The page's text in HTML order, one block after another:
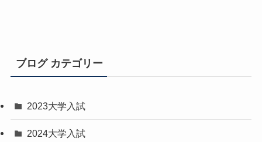
ブログ カテゴリー
2023大学入試
2024大学入試